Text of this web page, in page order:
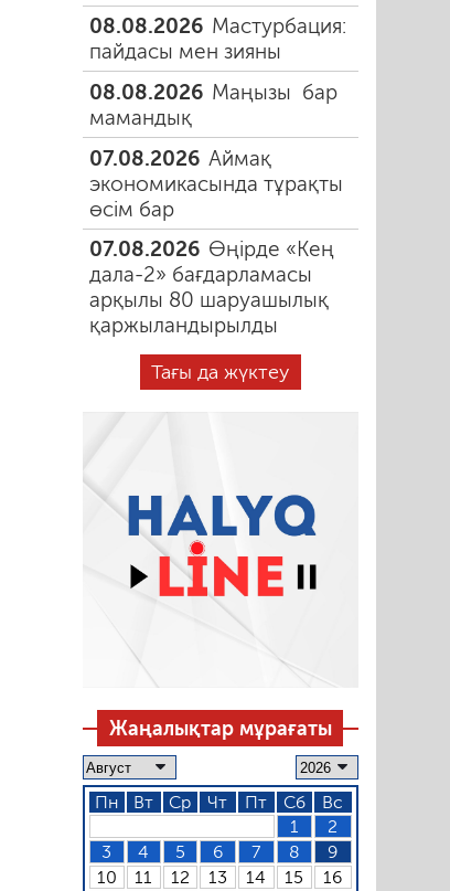
08.08.2026 Мастурбация:
пайдасы мен зияны
08.08.2026 Маңызы бар
мамандық
07.08.2026 Аймақ
экономикасында тұрақты
өсім бар
07.08.2026 Өңірде «Кең
дала-2» бағдарламасы
арқылы 80 шаруашылық
қаржыландырылды
Тағы да жүктеу
Жаңалықтар мұрағаты
Пн Вт Ср Чт Пт Сб
Вс
1
2
3
4 5 6 7 8
9
10
11 12 13 14 15
16